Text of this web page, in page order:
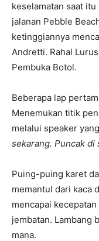
keselamatan saat
jalanan Pebble
ketinggiannya
Andretti. Rahal
Pembuka Botol.
Beberapa lap
Menemukan titik
melalui speaker
sekarang. Puncak di
Puing-puing karet
memantul dari kaca
mencapai
jembatan. Lambang
mana.